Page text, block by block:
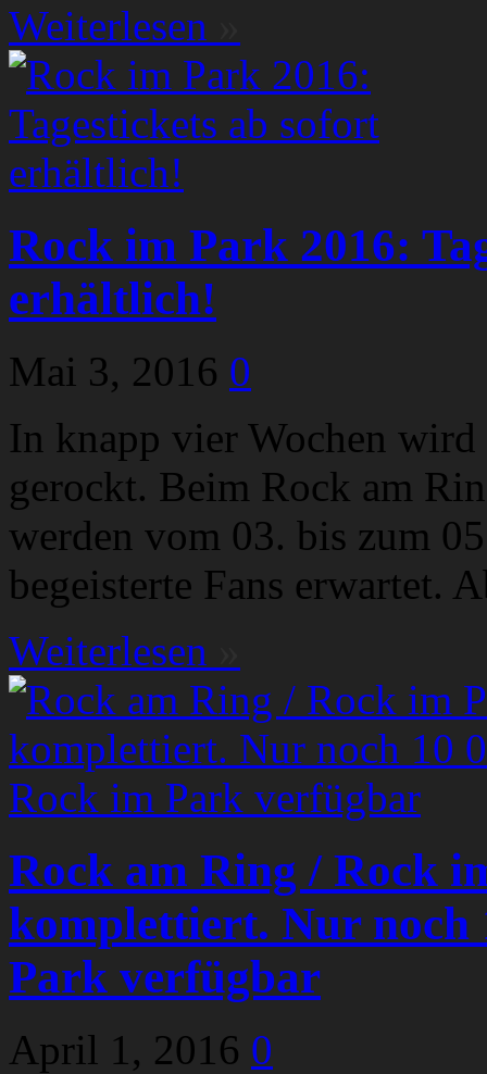
Weiterlesen
Rock im Park 2016:
erhältlich!
Mai 3, 2016 0
In knapp vier Wochen
gerockt. Beim Rock am
werden vom 03. bis zum
begeisterte Fans erwartet.
Weiterlesen
Rock am Ring / Rock
komplettiert. Nur noch
Park verfügbar
April 1, 2016 0